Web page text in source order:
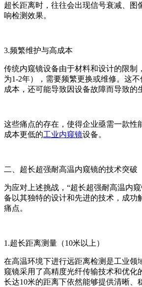
超长距离时，往往会出现信号衰减、图
响检测效果。
3.频繁维护与高成本
传统内窥镜设备由于材料和设计的限制
为1-2年），需要频繁更换或维修。这
成本，还可能导致因设备故障而导致的
这些痛点的存在，使得企业亟需一款性
成本更低的工业内窥镜设备。
二、超长超强耐高温内窥镜的技术突破
为应对上述挑战，“超长超强耐高温内
备以其独特的设计和先进的技术，成功
痛点。
1.超长距离测量（10米以上）
在高温环境下进行远距离检测是工业领
窥镜采用了高精度光纤传输技术和优化
长达10米的距离下依然能够提供清晰、